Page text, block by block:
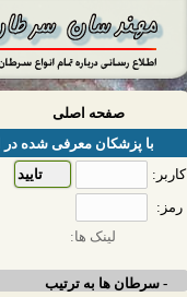
صفحه اصلی
با پزشکان معرفی شده در
کاربر:
رمز:
لینک ها:
- سرطان ها به ترتیب